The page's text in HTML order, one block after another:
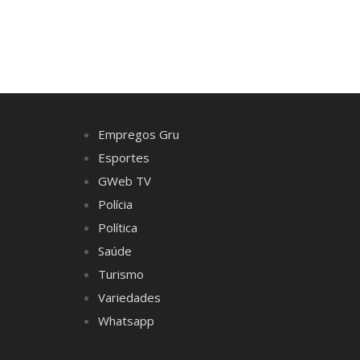
Empregos Gru
Esportes
GWeb TV
Polícia
Política
Saúde
Turismo
Variedades
Whatsapp